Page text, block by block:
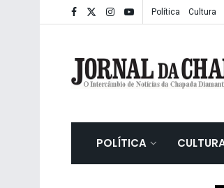
Política Cultura
POLÍTICA